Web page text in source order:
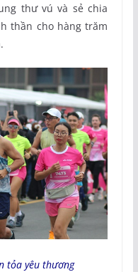
thư vú và sẻ chia
thần cho hàng trăm
tỏa yêu thương